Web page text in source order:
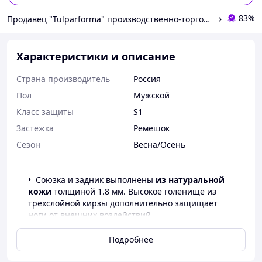
Продавец "Tulparforma" производственно-торговая 83%
Характеристики и описание
Страна производитель
Россия
Пол
Мужской
Класс защиты
S1
Застежка
Ремешок
Сезон
Весна/Осень
Союзка и задник выполнены из натуральной
кожи толщиной 1.8 мм. Высокое голенище из
трехслойной кирзы дополнительно защищает
ноги от внешних воздействий.
Для защиты пальцев ног используется
металлический подносок выдерживающий
нагрузку до 200 Дж.
Подробнее